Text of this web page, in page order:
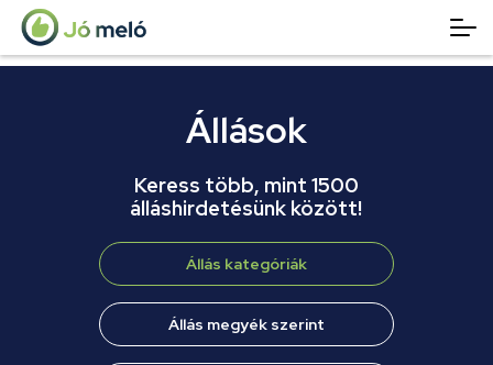
Állások
Keress több, mint 1500
álláshirdetésünk között!
Állás kategóriák
Állás megyék szerint